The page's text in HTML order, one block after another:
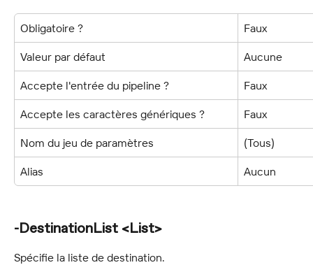
Obligatoire ? Faux
Valeur par défaut Aucune
Accepte l'entrée du pipeline ? Faux
Accepte les caractères génériques ? Faux
Nom du jeu de paramètres (Tous)
Alias Aucun
-DestinationList <List>
Spécifie la liste de destination.